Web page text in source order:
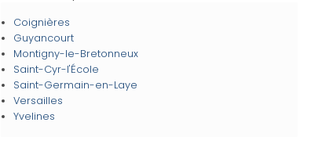
Coignières
Guyancourt
Montigny-le-Bretonneux
Saint-Cyr-l'École
Saint-Germain-en-Laye
Versailles
Yvelines